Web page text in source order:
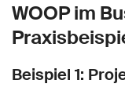
WOOP im
Beispiel 1: